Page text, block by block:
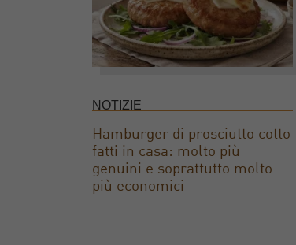
NOTIZIE
Hamburger di prosciutto cotto
fatti in casa: molto più
genuini e soprattutto molto
più economici